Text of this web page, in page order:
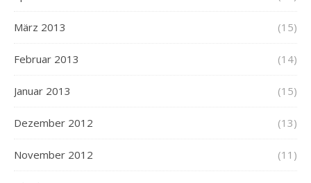
März 2013 (15)
Februar 2013 (14)
Januar 2013 (15)
Dezember 2012 (13)
November 2012 (11)